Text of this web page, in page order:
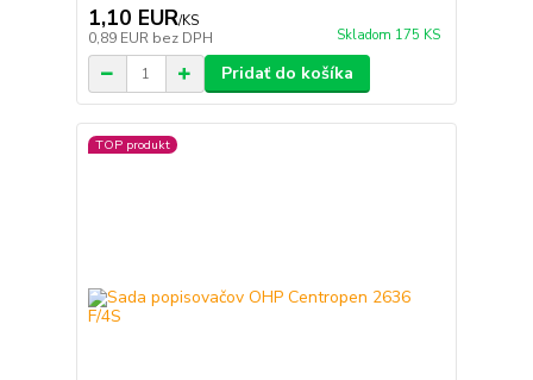
1,10 EUR/KS
0,89 EUR bez DPH Skladom 175 KS
Pridať do košíka
TOP produkt